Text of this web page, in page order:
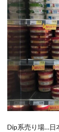
Dip系売り場…日